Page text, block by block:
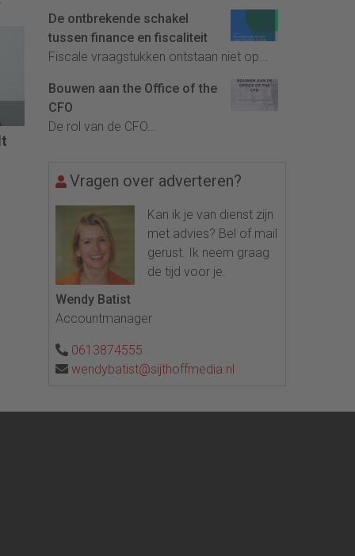
De ontbrekende schakel
tussen finance en fiscaliteit
Fiscale vraagstukken ontstaan niet op...
Bouwen aan the Office of the
CFO
De rol van de CFO...
Vragen over adverteren?
Kan ik je van dienst zijn
met advies? Bel of mail
gerust. Ik neem graag
de tijd voor je.
Wendy Batist
Accountmanager
0613874555
wendybatist@sijthoffmedia.nl